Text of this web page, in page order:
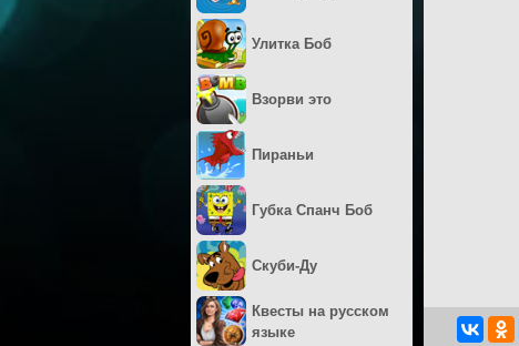
Улитка Боб
Взорви это
Пираньи
Губка Спанч Боб
Скуби-Ду
Квесты на русском
языке